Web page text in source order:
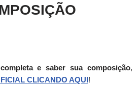
e saber sua composição,
CLICANDO AQUI!